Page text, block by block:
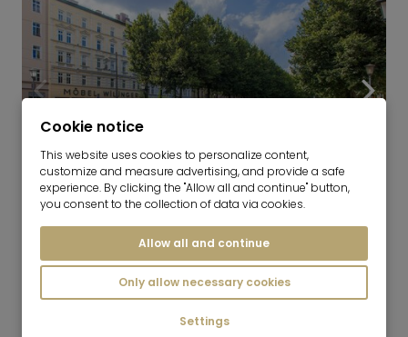
10
Haidhausen
Cookie notice
This website uses cookies to personalize content,
customize and measure advertising, and provide a safe
experience. By clicking the "Allow all and continue" button,
you consent to the collection of data via cookies.
Allow all and continue
Only allow necessary cookies
Settings